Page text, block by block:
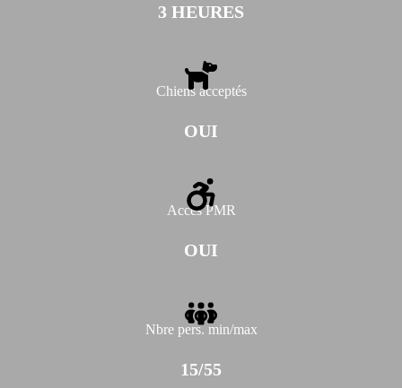
3 HEURES
Chiens acceptés
OUI
Accès PMR
OUI
Nbre pers. min/max
15/55